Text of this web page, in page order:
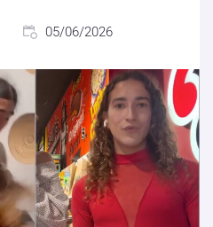
05/06/2026